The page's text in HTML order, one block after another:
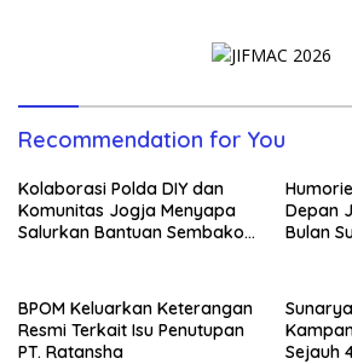
Recommendation for You
Kolaborasi Polda DIY dan
Komunitas Jogja Menyapa
Salurkan Bantuan Sembako,
Depan
Bulan
BPOM Keluarkan Keterangan
Resmi Terkait Isu Penutupan
PT. Ratansha
Sejauh